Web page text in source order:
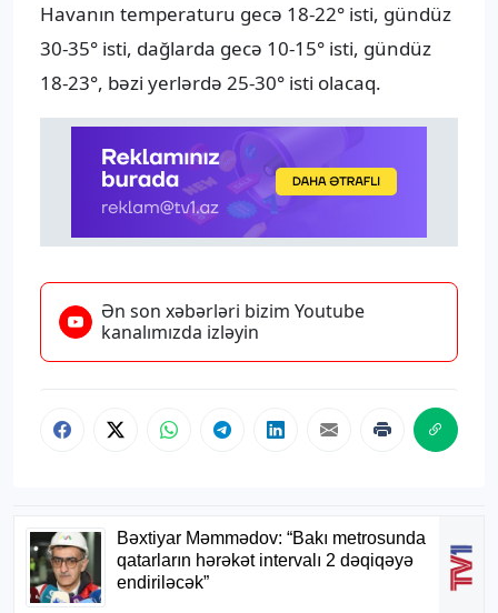
Havanın temperaturu gecə 18-22° isti, gündüz
30-35° isti, dağlarda gecə 10-15° isti, gündüz
18-23°, bəzi yerlərdə 25-30° isti olacaq.
Ən son xəbərləri bizim Youtube
kanalımızda izləyin